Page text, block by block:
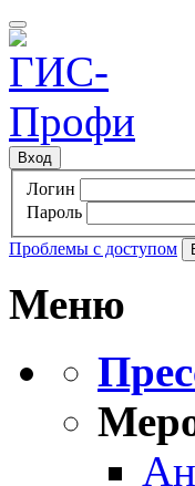
Вход
Логин
Пароль
Проблемы с доступом
Меню